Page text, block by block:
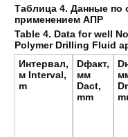
Таблица 4. Данные по
применением АПР
Table 4. Data for well
Polymer Drilling Fluid
Интервал,
м Interval,
m
Dфакт,
мм
Dact,
mm